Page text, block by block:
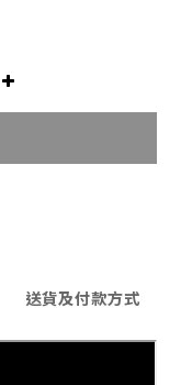
送貨及付款方式